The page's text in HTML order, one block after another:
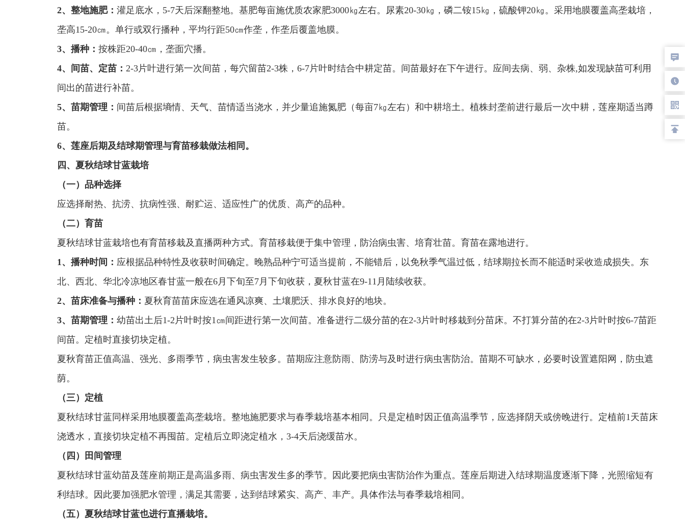
2、整地施肥： 灌足底水，5-7天后深翻整地。基肥每亩施优质农家肥3000㎏左右。尿素20-30㎏，磷二铵15㎏，硫酸钾20㎏。采用地膜覆盖高垄栽培，
垄高15-20㎝。单行或双行播种，平均行距50㎝作垄，作垄后覆盖地膜。
3、播种： 按株距20-40㎝，垄面穴播。
4、间苗、定苗： 2-3片叶进行第一次间苗，每穴留苗2-3株，6-7片叶时结合中耕定苗。间苗最好在下午进行。应间去病、弱、杂株,如发现缺苗可利用
间出的苗进行补苗。
5、苗期管理： 间苗后根据墒情、天气、苗情适当浇水，并少量追施氮肥（每亩7㎏左右）和中耕培土。植株封垄前进行最后一次中耕，莲座期适当蹲
苗。
6、莲座后期及结球期管理与育苗移栽做法相同。
四、夏秋结球甘蓝栽培
（一）品种选择
应选择耐热、抗涝、抗病性强、耐贮运、适应性广的优质、高产的品种。
（二）育苗
夏秋结球甘蓝栽培也有育苗移栽及直播两种方式。育苗移栽便于集中管理，防治病虫害、培育壮苗。育苗在露地进行。
1、播种时间： 应根据品种特性及收获时间确定。晚熟品种宁可适当提前，不能错后，以免秋季气温过低，结球期拉长而不能适时采收造成损失。东
北、西北、华北冷凉地区春甘蓝一般在6月下旬至7月下旬收获，夏秋甘蓝在9-11月陆续收获。
2、苗床准备与播种： 夏秋育苗苗床应选在通风凉爽、土壤肥沃、排水良好的地块。
3、苗期管理： 幼苗出土后1-2片叶时按1㎝间距进行第一次间苗。准备进行二级分苗的在2-3片叶时移栽到分苗床。不打算分苗的在2-3片叶时按6-7苗距
间苗。定植时直接切块定植。
夏秋育苗正值高温、强光、多雨季节，病虫害发生较多。苗期应注意防雨、防涝与及时进行病虫害防治。苗期不可缺水，必要时设置遮阳网，防虫遮
荫。
（三）定植
夏秋结球甘蓝同样采用地膜覆盖高垄栽培。整地施肥要求与春季栽培基本相同。只是定植时因正值高温季节，应选择阴天或傍晚进行。定植前1天苗床
浇透水，直接切块定植不再囤苗。定植后立即浇定植水，3-4天后浇缓苗水。
（四）田间管理
夏秋结球甘蓝幼苗及莲座前期正是高温多雨、病虫害发生多的季节。因此要把病虫害防治作为重点。莲座后期进入结球期温度逐渐下降，光照缩短有
利结球。因此要加强肥水管理，满足其需要，达到结球紧实、高产、丰产。具体作法与春季栽培相同。
（五）夏秋结球甘蓝也进行直播栽培。